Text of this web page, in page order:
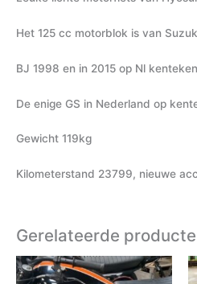
Het 125 cc motorblok is van
BJ 1998 en in 2015 op Nl
De enige GS in Nederland op
Gewicht 119kg
Kilometerstand 23799, nieuwe
Gerelateerde